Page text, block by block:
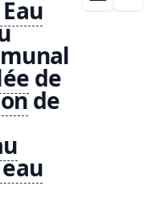
Eau
de
de
eau